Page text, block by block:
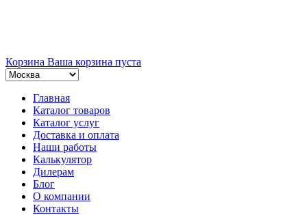
Корзина Ваша корзина пуста
Главная
Каталог товаров
Каталог услуг
Доставка и оплата
Наши работы
Калькулятор
Дилерам
Блог
О компании
Контакты